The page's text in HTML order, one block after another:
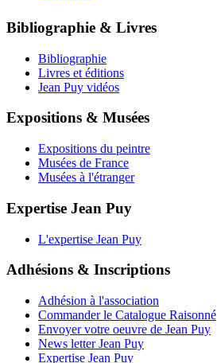
Bibliographie & Livres
Bibliographie
Livres et éditions
Jean Puy vidéos
Expositions & Musées
Expositions du peintre
Musées de France
Musées à l'étranger
Expertise Jean Puy
L'expertise Jean Puy
Adhésions & Inscriptions
Adhésion à l'association
Commander le Catalogue Raisonné
Envoyer votre oeuvre de Jean Puy
News letter Jean Puy
Expertise Jean Puy